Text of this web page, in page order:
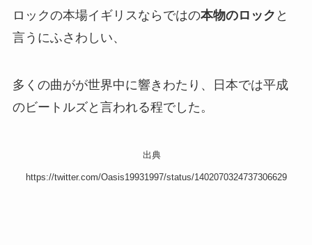
ロックの本場イギリスならではの本物のロック と
言うにふさわしい、
多くの曲がが世界中に響きわたり、日本では平成
のビートルズと言われる程でした。
出典
https://twitter.com/Oasis19931997/status/1402070324737306629